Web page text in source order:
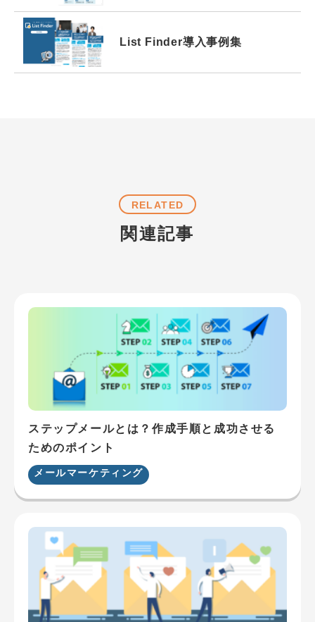
List Finder導入事例集
RELATED
関連記事
ステップメールとは？作成手順と成功させる
ためのポイント
メールマーケティング